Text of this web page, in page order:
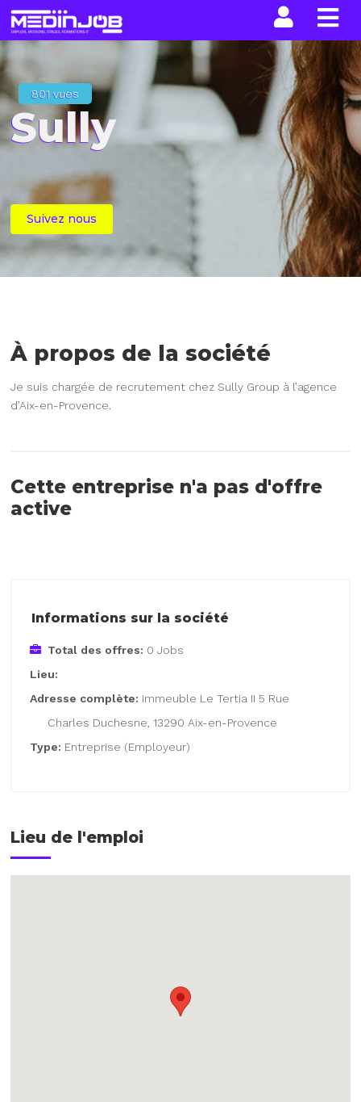
801 vues
Sully
Suivez nous
À propos de la société
Je suis chargée de recrutement chez Sully Group à l’agence
d’Aix-en-Provence.
Cette entreprise n'a pas d'offre
active
Informations sur la société
Total des offres: 0 Jobs
Lieu:
Adresse complète: Immeuble Le Tertia II 5 Rue
Charles Duchesne, 13290 Aix-en-Provence
Type: Entreprise (Employeur)
Lieu de l'emploi